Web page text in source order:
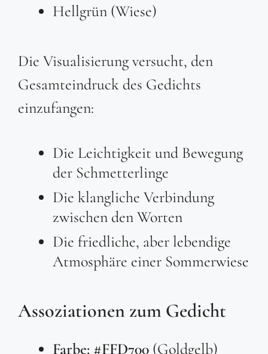
Hellgrün (Wiese)
Die Visualisierung versucht, den
Gesamteindruck des Gedichts
einzufangen:
Die Leichtigkeit und Bewegung
der Schmetterlinge
Die klangliche Verbindung
zwischen den Worten
Die friedliche, aber lebendige
Atmosphäre einer Sommerwiese
Assoziationen zum Gedicht
Farbe: #FFD700 (Goldgelb)